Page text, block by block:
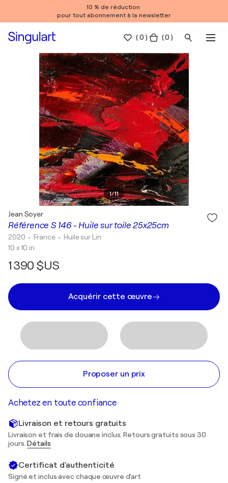
10 % de réduction
pour tout abonnement à la newsletter
(0 ) ( 0 )
1/11
Référence S 146 - Huile sur toile 25x25cm
Jean Soyer
2020 • France • Huile sur Lin
10 x 10 in
1 390 $US
Acquérir cette œuvre
Proposer un prix
Achetez en toute confiance
Livraison et retours gratuits
Livraison et frais de douane inclus. Retours gratuits sous 30
jours.Détails
Certificat d'authenticité
Signé et inclus avec chaque œuvre d'art